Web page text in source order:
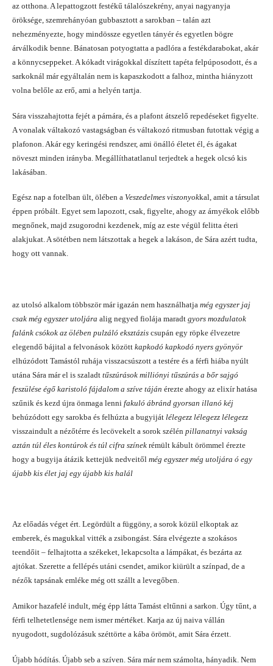
az otthona. A lepattogzott festékű tálalószekrény, anyai nagyanyja
öröksége, szemrehányóan gubbasztott a sarokban – talán azt
nehezményezte, hogy mindössze egyetlen tányér és egyetlen bögre
árválkodik benne. Bánatosan potyogtatta a padlóra a festékdarabokat, akár
a könnycseppeket. A kókadt virágokkal díszített tapéta felpúposodott, és a
sarkoknál már egyáltalán nem is kapaszkodott a falhoz, mintha hiányzott
volna belőle az erő, ami a helyén tartja.
Sára visszahajtotta fejét a párnára, és a plafont átszelő repedéseket figyelte.
A vonalak váltakozó vastagságban és váltakozó ritmusban futottak végig a
plafonon. Akár egy keringési rendszer, ami önálló életet él, és ágakat
növeszt minden irányba. Megállíthatatlanul terjedtek a hegek olcsó kis
lakásában.
Egész nap a fotelban ült, ölében a Veszedelmes viszonyokkal, amit a társulat
éppen próbált. Egyet sem lapozott, csak, figyelte, ahogy az árnyékok előbb
megnőnek, majd zsugorodni kezdenek, míg az este végül felitta éteri
alakjukat. A sötétben nem látszottak a hegek a lakáson, de Sára azért tudta,
hogy ott vannak.
az utolsó alkalom többször már igazán nem használhatja még egyszer jaj
csak még egyszer utoljára alig negyed fiolája maradt gyors mozdulatok
falánk csókok az ölében pulzáló eksztázis csupán egy röpke élvezetre
elegendő bájital a felvonások között kapkodó kapkodó nyers gyönyör
elhúzódott Tamástól ruhája visszacsúszott a testére és a férfi hiába nyúlt
utána Sára már el is szaladt tűszúrások milliónyi tűszúrás a bőr sajgó
feszülése égő karistoló fájdalom a szíve táján érezte ahogy az elixír hatása
szűnik és kezd újra önmaga lenni fakuló ábránd gyorsan illanó kéj
behúzódott egy sarokba és felhúzta a bugyiját lélegezz lélegezz lélegezz
visszaindult a nézőtérre és lecövekelt a sorok szélén pillanatnyi vakság
aztán túl éles kontúrok és túl cifra színek rémült kábult örömmel érezte
hogy a bugyija átázik kettejük nedveitől még egyszer még utoljára ó egy
újabb kis élet jaj egy újabb kis halál
Az előadás véget ért. Legördült a függöny, a sorok közül elkoptak az
emberek, és magukkal vitték a zsibongást. Sára elvégezte a szokásos
teendőit – felhajtotta a székeket, lekapcsolta a lámpákat, és bezárta az
ajtókat. Szerette a fellépés utáni csendet, amikor kiürült a színpad, de a
nézők tapsának emléke még ott szállt a levegőben.
Amikor hazafelé indult, még épp látta Tamást eltűnni a sarkon. Úgy tűnt, a
férfi telhetetlensége nem ismer mértéket. Karja az új naiva vállán
nyugodott, sugdolózásuk széttörte a kába örömöt, amit Sára érzett.
Újabb hódítás. Újabb seb a szíven. Sára már nem számolta, hányadik. Nem